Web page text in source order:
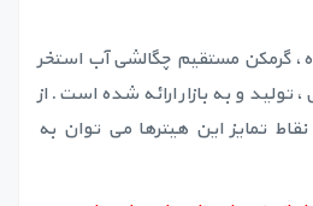
گرمکن مستقیم چگالشی آب استخر
تولید و به بازار ارائه شده است. از
تمایز این هیترها می توان به